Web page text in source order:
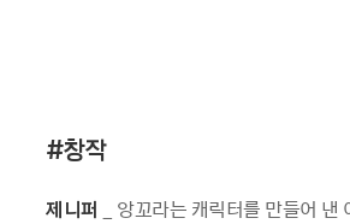
#창작
제니퍼 _ 앙꼬라는 캐릭터를 만들어